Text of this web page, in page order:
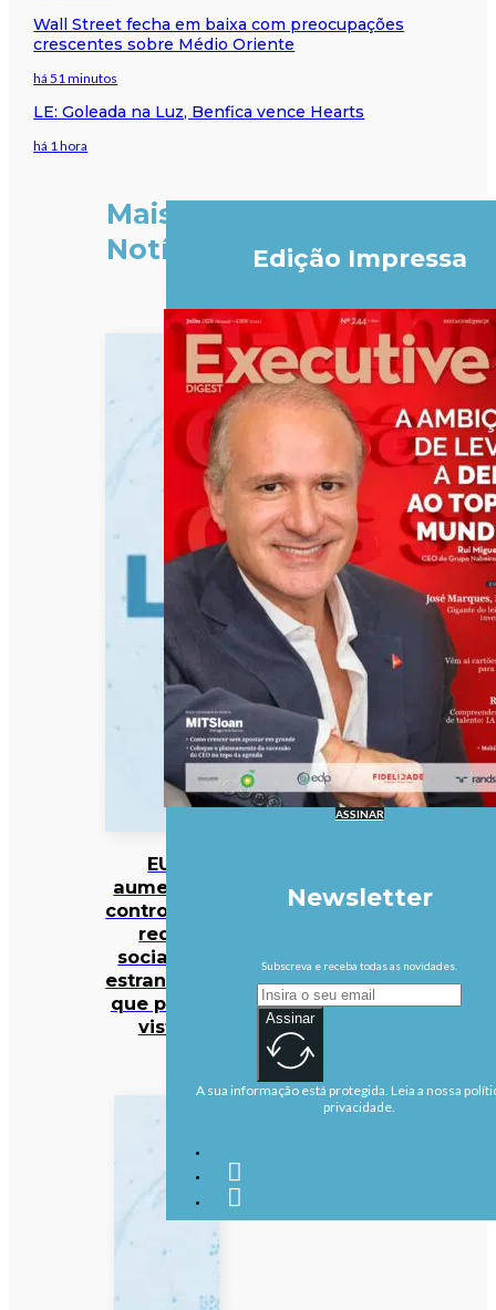
Wall Street fecha em baixa com preocupações
crescentes sobre Médio Oriente
há 51 minutos
LE: Goleada na Luz, Benfica vence Hearts
há 1 hora
Mais
Notícias
EUA
aumentam
controlo das
redes
sociais de
estrangeiros
que pedem
vistos
Edição Impressa
ASSINAR
Newsletter
Subscreva e receba todas as novidades.
Assinar
A sua informação está protegida. Leia a nossa
privacidade.